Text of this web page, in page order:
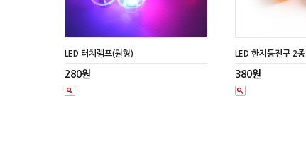
LED 터치램프(원형)
280원
LED 한지등전구 2종
380원